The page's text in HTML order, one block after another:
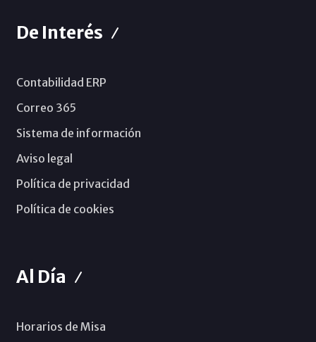
De Interés
Contabilidad ERP
Correo 365
Sistema de información
Aviso legal
Política de privacidad
Política de cookies
Al Día
Horarios de Misa